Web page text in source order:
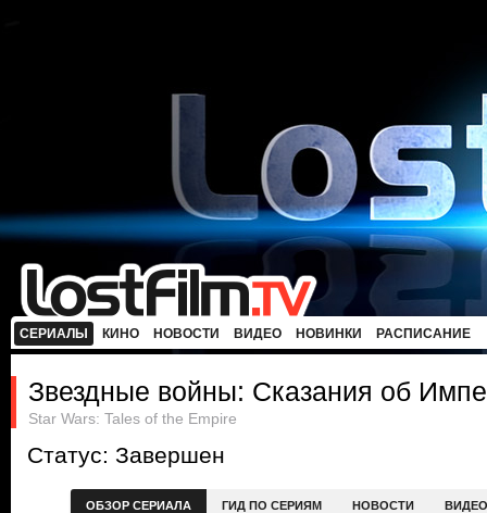
СЕРИАЛЫ КИНО НОВОСТИ ВИДЕО НОВИНКИ РАСПИСАНИЕ
Звездные войны: Сказания об
Star Wars: Tales of the Empire
Статус: Завершен
ОБЗОР СЕРИАЛА ГИД ПО СЕРИЯМ НОВОСТИ ВИДЕО